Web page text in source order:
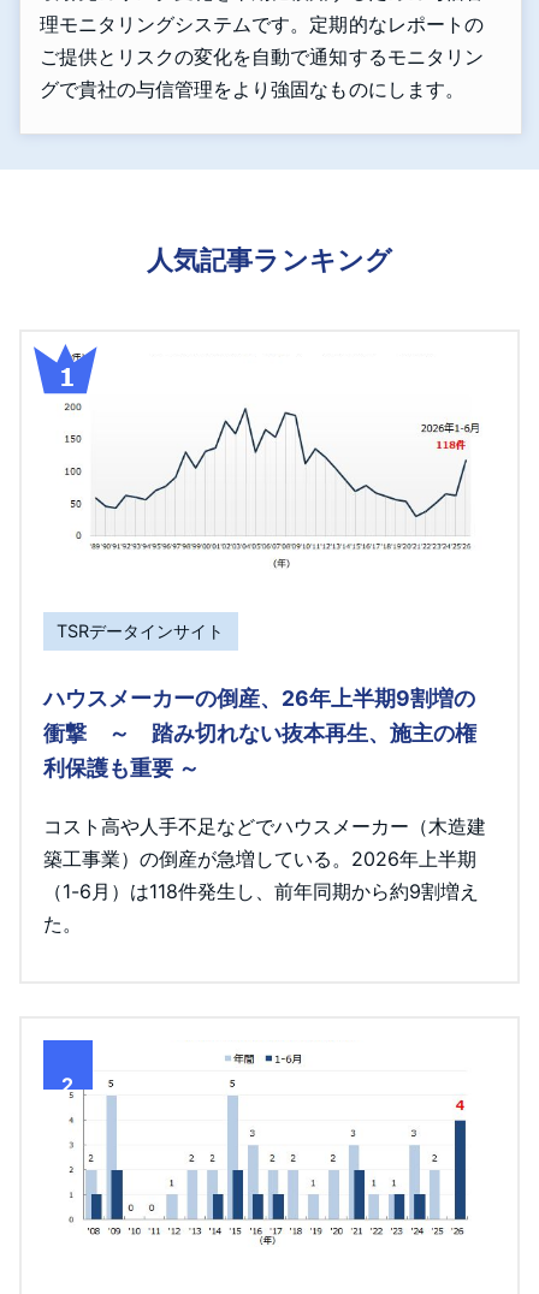
理モニタリングシステムです。定期的なレポートの
ご提供とリスクの変化を自動で通知するモニタリン
グで貴社の与信管理をより強固なものにします。
人気記事ランキング
TSRデータインサイト
ハウスメーカーの倒産、26年上半期9割増の
衝撃 ～ 踏み切れない抜本再生、施主の権
利保護も重要 ～
コスト高や人手不足などでハウスメーカー（木造建
築工事業）の倒産が急増している。2026年上半期
（1-6月）は118件発生し、前年同期から約9割増え
た。
2